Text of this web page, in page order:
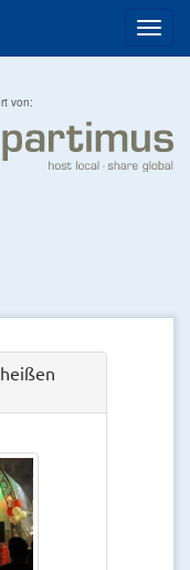
Menü
von: